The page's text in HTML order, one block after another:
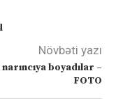
Növbəti yazı
boyadılar –
FOTO